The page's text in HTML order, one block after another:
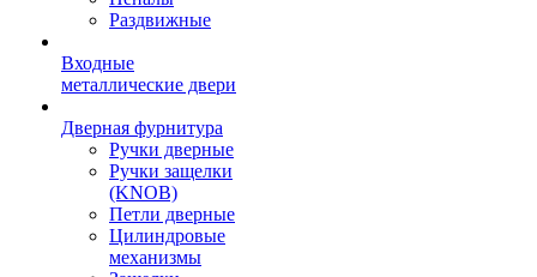
Раздвижные
Входные
металлические двери
Дверная фурнитура
Ручки дверные
Ручки защелки
(KNOB)
Петли дверные
Цилиндровые
механизмы